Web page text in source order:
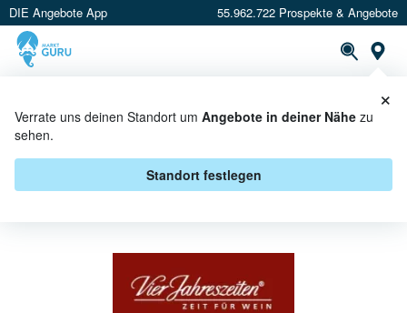
DIE Angebote App 55.962.722 Prospekte & Angebote
Verrate uns deinen Standort um Angebote in deiner Nähe zu
sehen.
Standort festlegen
×
VIER JAHRESZEITEN BEI
MARKTKAUF - ANGEBOTE &
AKTIONEN